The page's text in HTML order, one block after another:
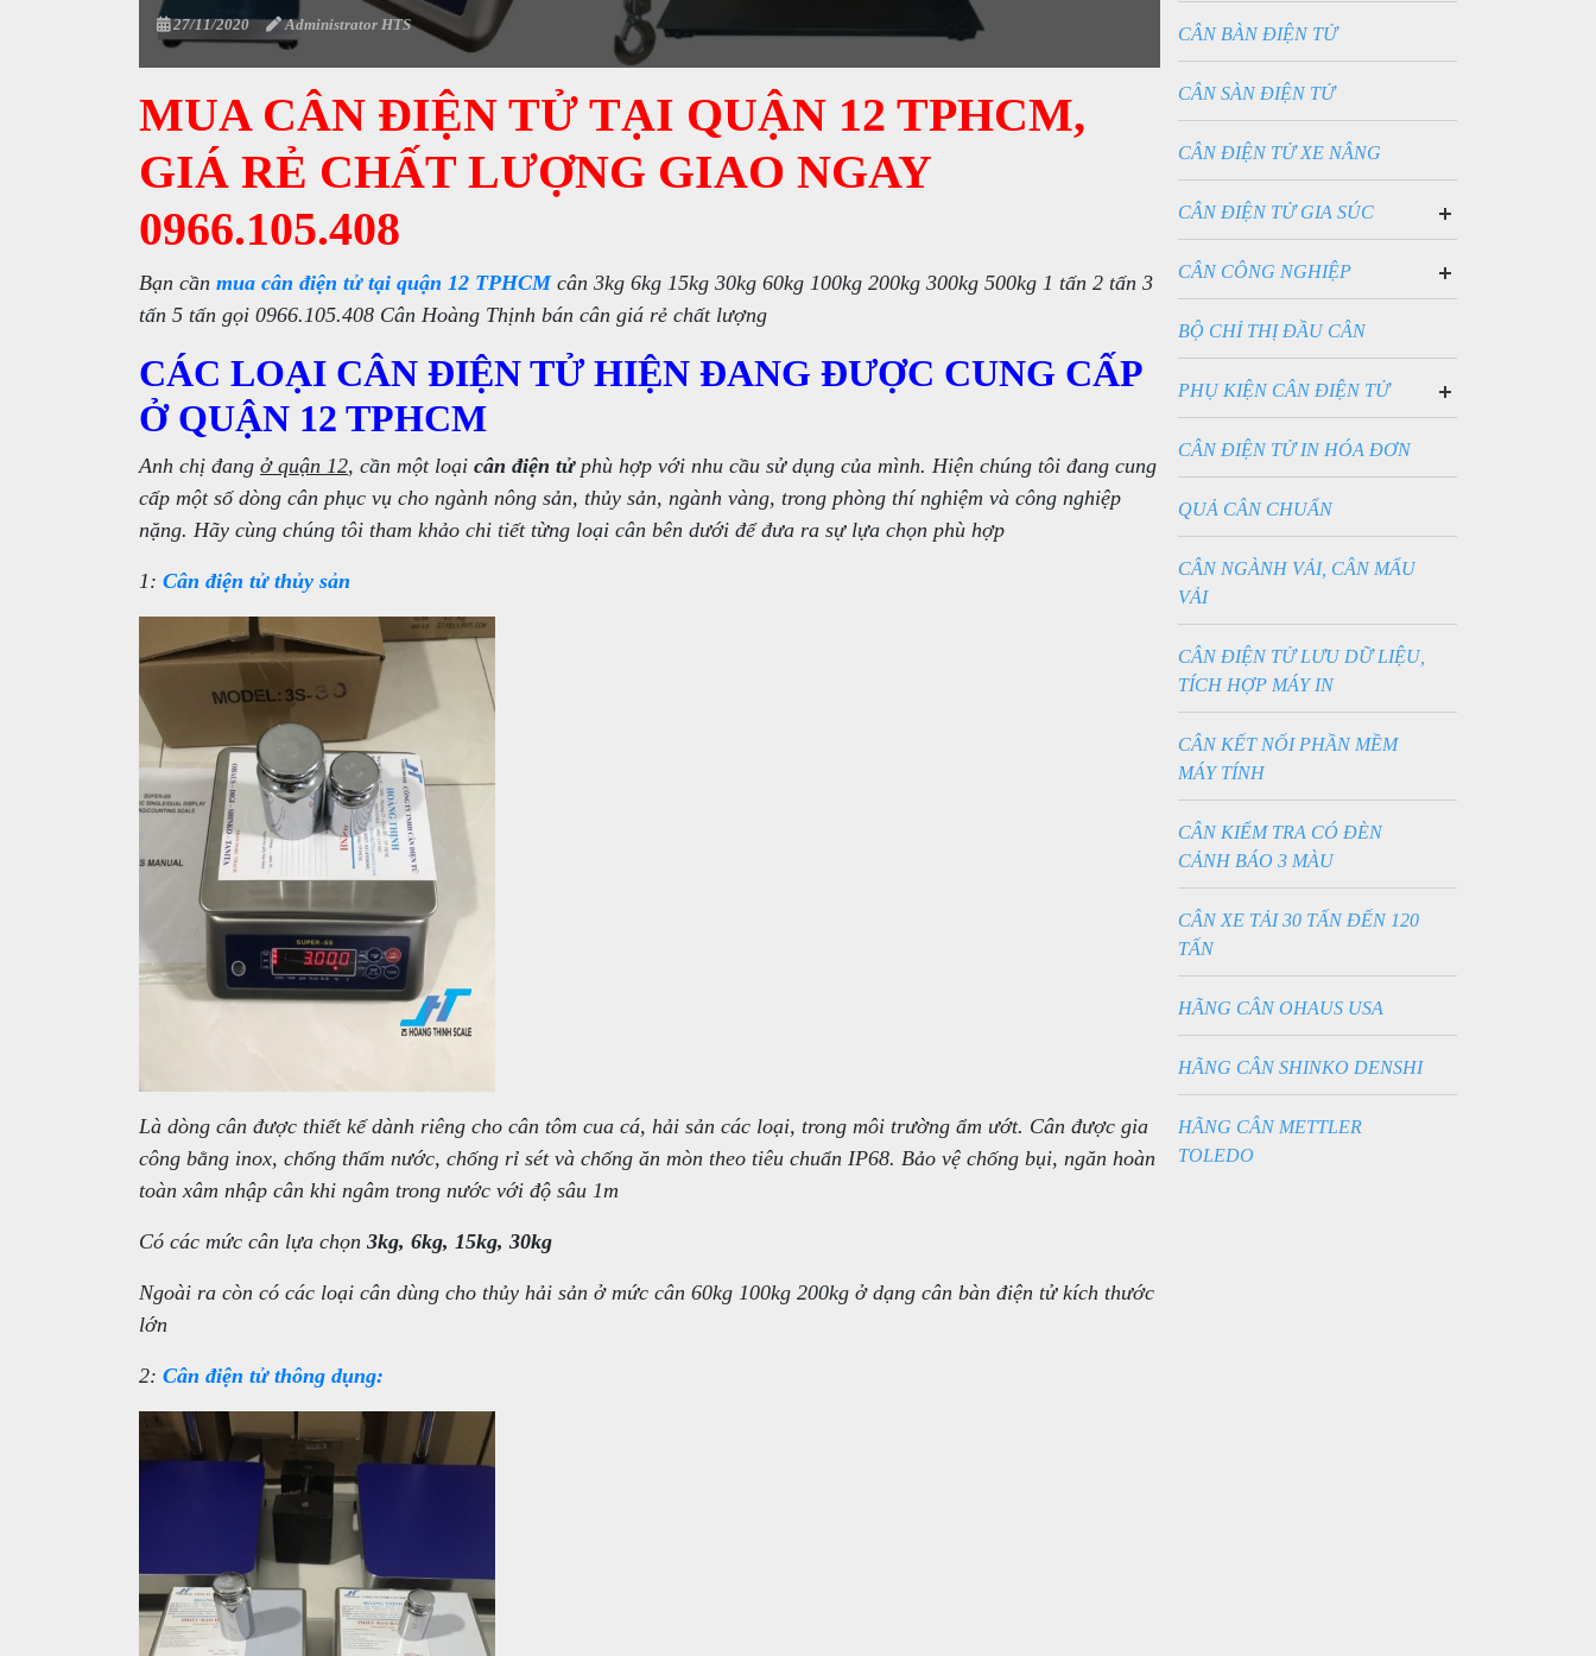
27/11/2020 Administrator HTS
MUA CÂN ĐIỆN TỬ TẠI QUẬN 12 TPHCM,
GIÁ RẺ CHẤT LƯỢNG GIAO NGAY
0966.105.408
Bạn cần mua cân điện tử tại quận 12 TPHCMcân 3kg 6kg 15kg 30kg 60kg 100kg 200kg 300kg 500kg 1 tấn 2 tấn 3
tấn 5 tấn gọi 0966.105.408 Cân Hoàng Thịnh bán cân giá rẻ chất lượng
CÁC LOẠI CÂN ĐIỆN TỬ HIỆN ĐANG ĐƯỢC CUNG CẤP
Ở QUẬN 12 TPHCM
Anh chị đang ở quận 12, cần một loại cân điện tửphù hợp với nhu cầu sử dụng của mình. Hiện chúng tôi đang cung
cấp một số dòng cân phục vụ cho ngành nông sản, thủy sản, ngành vàng, trong phòng thí nghiệm và công nghiệp
nặng. Hãy cùng chúng tôi tham khảo chi tiết từng loại cân bên dưới để đưa ra sự lựa chọn phù hợp
1: Cân điện tử thủy sản
Là dòng cân được thiết kế dành riêng cho cân tôm cua cá, hải sản các loại, trong môi trường ẩm ướt. Cân được gia
công bằng inox, chống thấm nước, chống rỉ sét và chống ăn mòn theo tiêu chuẩn IP68. Bảo vệ chống bụi, ngăn hoàn
toàn xâm nhập cân khi ngâm trong nước với độ sâu 1m
Có các mức cân lựa chọn 3kg, 6kg, 15kg, 30kg
Ngoài ra còn có các loại cân dùng cho thủy hải sản ở mức cân 60kg 100kg 200kg ở dạng cân bàn điện tử kích thước
lớn
2: Cân điện tử thông dụng:
CÂN BÀN ĐIỆN TỬ
CÂN SÀN ĐIỆN TỬ
CÂN ĐIỆN TỬ XE NÂNG
CÂN ĐIỆN TỬ GIA SÚC
CÂN SÀN BÒ ĐIỆN TỬ
CÂN SÀN HEO ĐIỆN TỬ
CÂN CÔNG NGHIỆP
CÂN BỒN ĐIỆN TỬ
BỘ CHỈ THỊ ĐẦU CÂN
PHỤ KIỆN CÂN ĐIỆN TỬ
CẢM BIẾN LỰC LOADCELL
PIN SẠC CHO CÂN
CÂN ĐIỆN TỬ IN HÓA ĐƠN
QUẢ CÂN CHUẨN
CÂN NGÀNH VẢI, CÂN MẨU
VẢI
CÂN ĐIỆN TỬ LƯU DỮ LIỆU,
TÍCH HỢP MÁY IN
CÂN KẾT NỐI PHẦN MỀM
MÁY TÍNH
CÂN KIỂM TRA CÓ ĐÈN
CẢNH BÁO 3 MÀU
CÂN XE TẢI 30 TẤN ĐẾN 120
TẤN
HÃNG CÂN OHAUS USA
HÃNG CÂN SHINKO DENSHI
HÃNG CÂN METTLER
TOLEDO